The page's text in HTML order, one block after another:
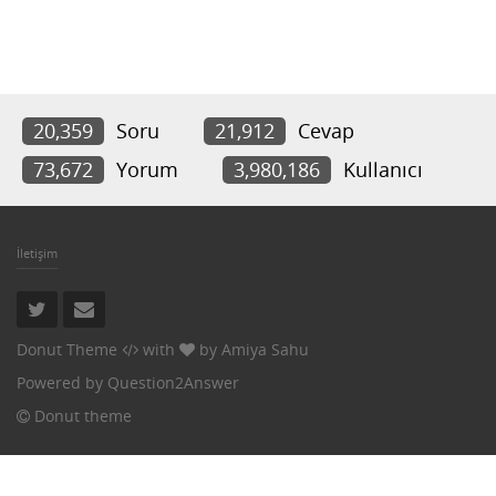
20,359 Soru 21,912
Cevap
73,672
Yorum 3,980,186 Kullanıcı
İletişim
Donut Theme with by Amiya Sahu
Powered by Question2Answer
Donut theme